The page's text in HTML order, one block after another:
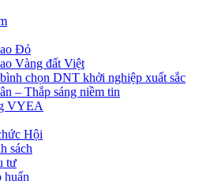
Đỏ
Vàng đất Việt
chọn DNT khởi nghiệp xuất sắc
– Thắp sáng niềm tin
VYEA
Hội
sách
tư
huấn